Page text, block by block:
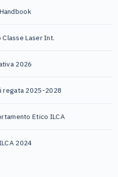
Laser Int.
2026
regata 2025-2028
Etico ILCA
2024